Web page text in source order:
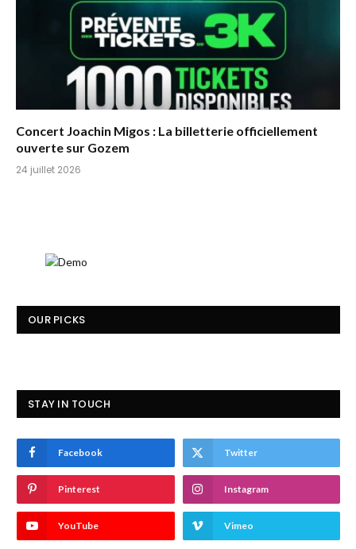
Concert Joachin Migos : La billetterie officiellement
ouverte sur Gozem
24 juillet 2026
OUR PICKS
STAY IN TOUCH
Facebook Twitter
Pinterest Instagram
YouTube Vimeo